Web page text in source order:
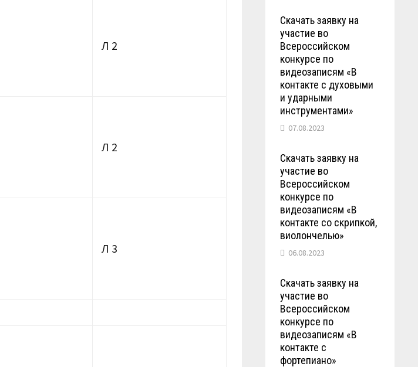
Л 2
Л 2
Л 3
Скачать заявку на
участие во
Всероссийском
конкурсе по
видеозаписям «В
контакте с духовыми
и ударными
инструментами»
07.08.2023
Скачать заявку на
участие во
Всероссийском
конкурсе по
видеозаписям «В
контакте со скрипкой,
виолончелью»
06.08.2023
Скачать заявку на
участие во
Всероссийском
конкурсе по
видеозаписям «В
контакте с
фортепиано»